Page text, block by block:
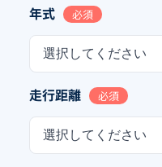
年式 必須
選択してください
走行距離 必須
選択してください